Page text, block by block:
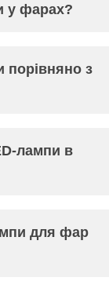
у фарах?
порівняно з
лампи в
для фар